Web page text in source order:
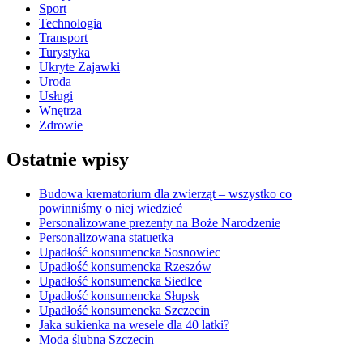
Sport
Technologia
Transport
Turystyka
Ukryte Zajawki
Uroda
Usługi
Wnętrza
Zdrowie
Ostatnie wpisy
Budowa krematorium dla zwierząt – wszystko co
powinniśmy o niej wiedzieć
Personalizowane prezenty na Boże Narodzenie
Personalizowana statuetka
Upadłość konsumencka Sosnowiec
Upadłość konsumencka Rzeszów
Upadłość konsumencka Siedlce
Upadłość konsumencka Słupsk
Upadłość konsumencka Szczecin
Jaka sukienka na wesele dla 40 latki?
Moda ślubna Szczecin